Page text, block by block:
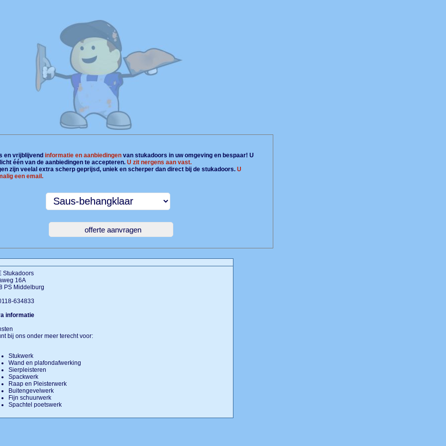
en vrijblijvend informatie en aanbiedingenvan stukadoors in uw omgeving en bespaar! U
één van de aanbiedingen te accepteren. U zit nergens aan vast.
zijn veelal extra scherp geprijsd, uniek en scherper dan direct bij de stukadoors. U
een email.
Stukadoors
16A
PS Middelburg
634833
informatie
bij ons onder meer terecht voor:
Stukwerk
Wand en plafondafwerking
Sierpleisteren
Spackwerk
Raap en Pleisterwerk
Buitengevelwerk
Fijn schuurwerk
Spachtel poetswerk